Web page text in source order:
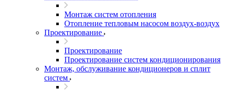
Монтаж систем отопления
Отопление тепловым насосом воздух-воздух
Проектирование
Проектирование
Проектирование систем кондиционирования
Монтаж, обслуживание кондиционеров и сплит
систем